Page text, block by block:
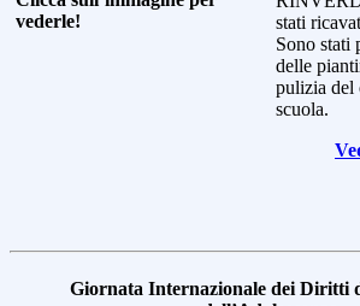
vederle!
stati
Sono stati
delle
pulizia del
scuola.
Giornata Internazionale dei Diritti